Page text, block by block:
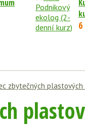
6
zbytečných